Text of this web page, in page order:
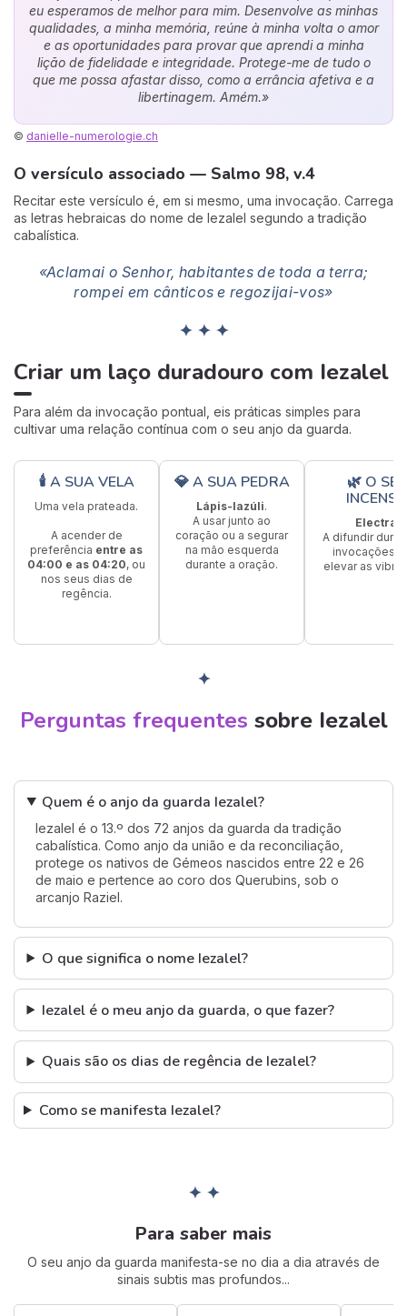
eu esperamos de melhor para mim. Desenvolve as minhas
qualidades, a minha memória, reúne à minha volta o amor
e as oportunidades para provar que aprendi a minha
lição de fidelidade e integridade. Protege-me de tudo o
que me possa afastar disso, como a errância afetiva e a
libertinagem. Amém.»
© danielle-numerologie.ch
O versículo associado — Salmo 98, v.4
Recitar este versículo é, em si mesmo, uma invocação. Carrega
as letras hebraicas do nome de Iezalel segundo a tradição
cabalística.
«Aclamai o Senhor, habitantes de toda a terra;
rompei em cânticos e regozijai-vos»
✦ ✦ ✦
Criar um laço duradouro com Iezalel
Para além da invocação pontual, eis práticas simples para
cultivar uma relação contínua com o seu anjo da guarda.
🕯 A SUA VELA
Uma vela prateada.
A acender de
preferência entre as
04:00 e as 04:20, ou
nos seus dias de
regência.
💎 A SUA PEDRA
Lápis-lazúli.
A usar junto ao
coração ou a segurar
na mão esquerda
durante a oração.
🌿 O SEU
Electra
A difundir
invocações
elevar as
✦
Perguntas frequentes sobre Iezalel
Quem é o anjo da guarda Iezalel?
Iezalel é o 13.º dos 72 anjos da guarda da tradição
cabalística. Como anjo da união e da reconciliação,
protege os nativos de Gémeos nascidos entre 22 e 26
de maio e pertence ao coro dos Querubins, sob o
arcanjo Raziel.
O que significa o nome Iezalel?
Iezalel é o meu anjo da guarda, o que fazer?
Quais são os dias de regência de Iezalel?
Como se manifesta Iezalel?
✦ ✦
Para saber mais
O seu anjo da guarda manifesta-se no dia a dia através de
sinais subtis mas profundos...